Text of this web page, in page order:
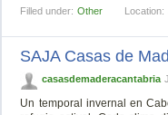
Filled under: Other Location:
SAJA Casas de
casasdemaderacantabria
Un temporal invernal en